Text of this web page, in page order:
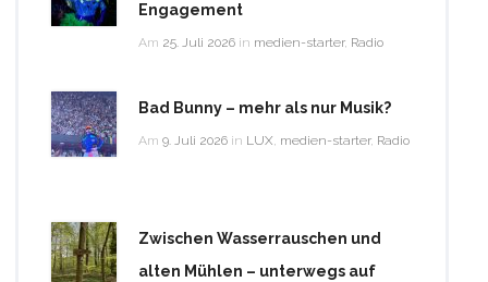
Engagement
Am 25. Juli 2026 in medien-starter, Radio
Bad Bunny – mehr als nur Musik?
Am 9. Juli 2026 in LUX, medien-starter, Radio
Zwischen Wasserrauschen und
alten Mühlen – unterwegs auf